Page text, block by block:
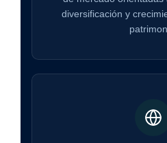
diversificación y